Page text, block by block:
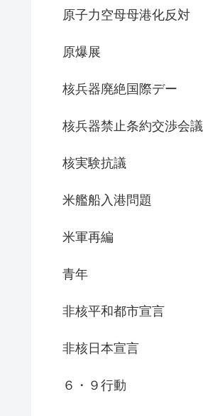
原子力空母母港化反対
原爆展
核兵器廃絶国際デー
核兵器禁止条約交渉会議
核実験抗議
米艦船入港問題
米軍再編
青年
非核平和都市宣言
非核日本宣言
６・９行動